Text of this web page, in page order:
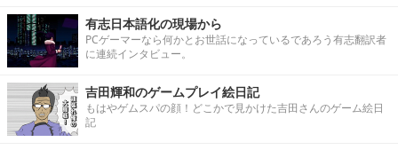
有志日本語化の現場から
PCゲーマーなら何かとお世話になっているであろう有志翻訳者
に連続インタビュー。
吉田輝和のゲームプレイ絵日記
もはやゲムスパの顔！どこかで見かけた吉田さんのゲーム絵日
記